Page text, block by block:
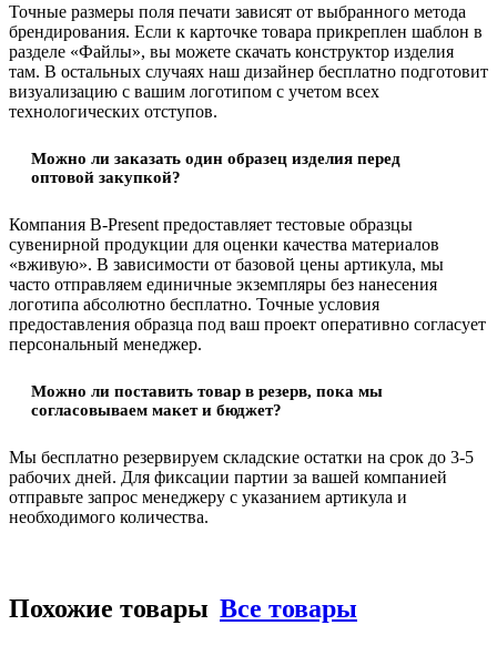
Точные размеры поля печати зависят от выбранного метода
брендирования. Если к карточке товара прикреплен шаблон в
разделе «Файлы», вы можете скачать конструктор изделия
там. В остальных случаях наш дизайнер бесплатно подготовит
визуализацию с вашим логотипом с учетом всех
технологических отступов.
Можно ли заказать один образец изделия перед
оптовой закупкой?
Компания B-Present предоставляет тестовые образцы
сувенирной продукции для оценки качества материалов
«вживую». В зависимости от базовой цены артикула, мы
часто отправляем единичные экземпляры без нанесения
логотипа абсолютно бесплатно. Точные условия
предоставления образца под ваш проект оперативно согласует
персональный менеджер.
Можно ли поставить товар в резерв, пока мы
согласовываем макет и бюджет?
Мы бесплатно резервируем складские остатки на срок до 3-5
рабочих дней. Для фиксации партии за вашей компанией
отправьте запрос менеджеру с указанием артикула и
необходимого количества.
Похожие товары Все товары